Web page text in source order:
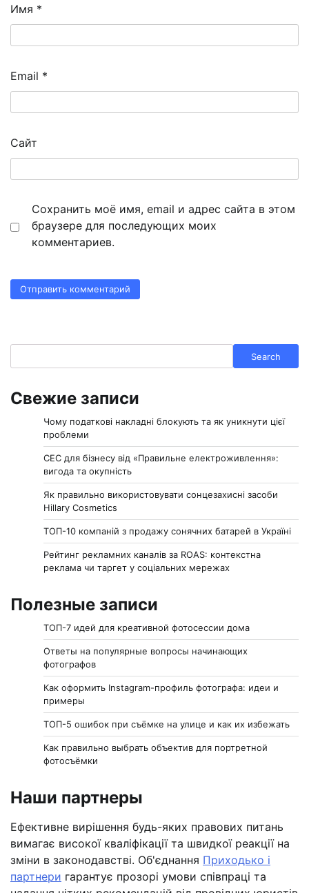
Имя *
Email *
Сайт
Сохранить моё имя, email и адрес сайта в этом
браузере для последующих моих
комментариев.
Search
Свежие записи
Чому податкові накладні блокують та як уникнути цієї
проблеми
СЕС для бізнесу від «Правильне електроживлення»:
вигода та окупність
Як правильно використовувати сонцезахисні засоби
Hillary Cosmetics
ТОП-10 компаній з продажу сонячних батарей в Україні
Рейтинг рекламних каналів за ROAS: контекстна
реклама чи таргет у соціальних мережах
Полезные записи
ТОП-7 идей для креативной фотосессии дома
Ответы на популярные вопросы начинающих
фотографов
Как оформить Instagram-профиль фотографа: идеи и
примеры
ТОП-5 ошибок при съёмке на улице и как их избежать
Как правильно выбрать объектив для портретной
фотосъёмки
Наши партнеры
Ефективне вирішення будь-яких правових питань
вимагає високої кваліфікації та швидкої реакції на
зміни в законодавстві. Об'єднання Приходько і
партнери гарантує прозорі умови співпраці та